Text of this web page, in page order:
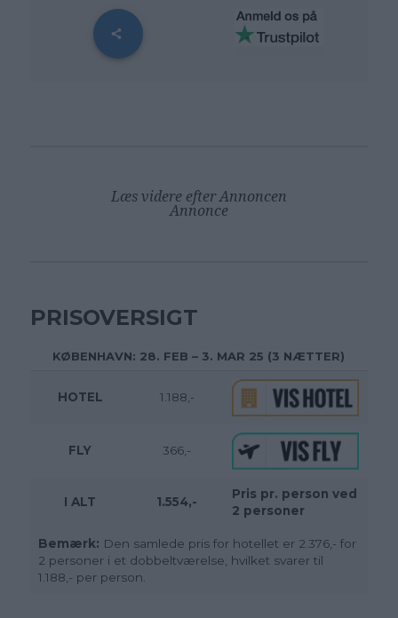
Læs videre efter Annoncen
Annonce
PRISOVERSIGT
KØBENHAVN: 28. FEB – 3. MAR 25 (3 NÆTTER)
HOTEL 1.188,-
FLY 366,-
I ALT 1.554,-
Pris pr. person ved
2 personer
Bemærk: Den samlede pris for hotellet er 2.376,- for
2 personer i et dobbeltværelse, hvilket svarer til
1.188,- per person.